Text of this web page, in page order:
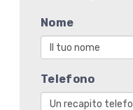
Nome
Telefono